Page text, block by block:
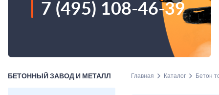
7 (495) 108-46-39
БЕТОННЫЙ ЗАВОД И МЕТАЛЛ Главная Каталог Бетон